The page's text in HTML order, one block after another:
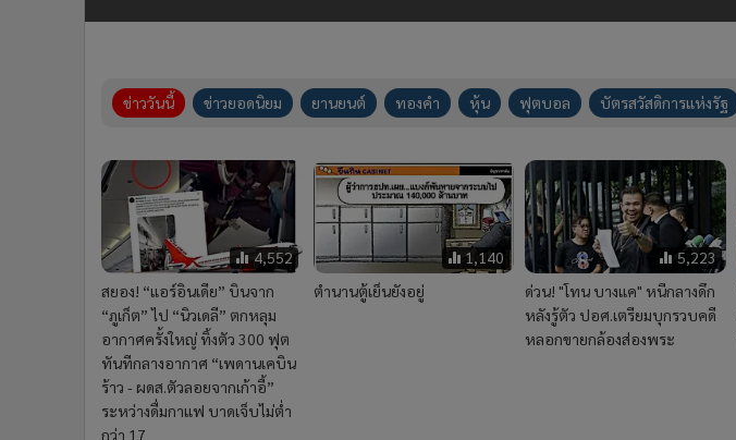
ข่าววันนี้ ข่าวยอดนิยม ยานยนต์ ทองคำ หุ้น ฟุตบอล บัตรสวัสดิการแห่งรัฐ
4,552
สยอง! “แอร์อินเดีย” บินจาก
“ภูเก็ต” ไป “นิวเดลี” ตกหลุม
อากาศครั้งใหญ่ ทิ้งตัว 300 ฟุต
ทันทีกลางอากาศ “เพดานเคบิน
ร้าว - ผดส.ตัวลอยจากเก้าอี้”
ระหว่างดื่มกาแฟ บาดเจ็บไม่ต่ำ
กว่า 17
1,140
ตํานานตู้เย็นยังอยู่
5,223
ด่วน! "โทน บางแค" หนีกลางดึก
หลังรู้ตัว ปอศ.เตรียมบุกรวบคดี
หลอกขายกล้องส่องพระ